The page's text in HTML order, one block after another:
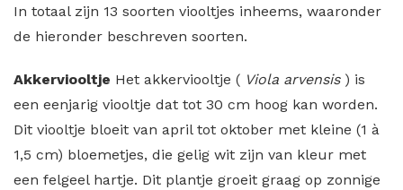
In totaal zijn 13 soorten viooltjes inheems, waaronder
de hieronder beschreven soorten.
Akkerviooltje Het akkerviooltje ( Viola arvensis ) is
een eenjarig viooltje dat tot 30 cm hoog kan worden.
Dit viooltje bloeit van april tot oktober met kleine (1 à
1,5 cm) bloemetjes, die gelig wit zijn van kleur met
een felgeel hartje. Dit plantje groeit graag op zonnige